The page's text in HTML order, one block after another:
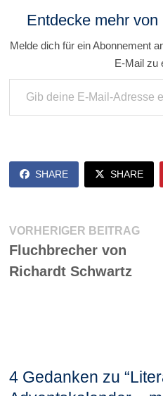
Entdecke mehr
Melde dich für ein Abonnement
E-Mail zu
Gib deine E-Mail-Adresse ein ...
SHARE SHARE
Beitragsnavigation
VORHERIGER BEITRAG
Fluchbrecher von
Richardt Schwartz
4 Gedanken zu “